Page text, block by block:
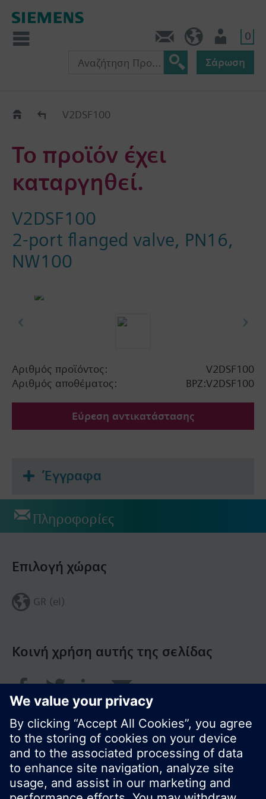
0
Σάρωση
Old2NewV2DSF100
Το προϊόν έχει
καταργηθεί.
V2DSF100
2-port flanged valve, PN16,
NW100
Αριθμός προϊόντος:
V2DSF100
Αριθμός αποθέματος:
BPZ:V2DSF100
Εύρεση αντικατάστασης
Έγγραφα
Πληροφορίες
Κοινή χρήση αυτής της σελίδας
Επιλογή χώρας
GR (el)